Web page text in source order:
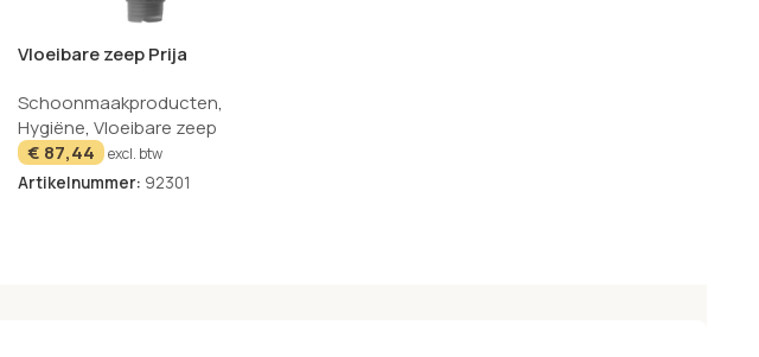
Vloeibare zeep Prija
Schoonmaakproducten,
Hygiëne, Vloeibare zeep
€ 87,44 excl. btw
Artikelnummer: 92301